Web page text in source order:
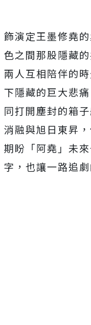
飾演定王墨修堯的
色之間那股隱藏
兩人互相陪伴的時
下隱藏的巨大悲
同打開塵封的箱子
消融與旭日東昇
期盼「阿堯」未
字， 也讓一路追